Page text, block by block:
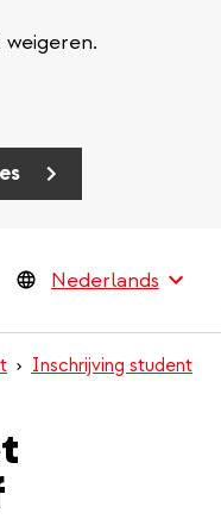
Inschrijving student